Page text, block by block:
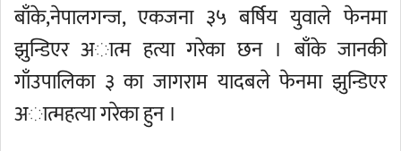
बाँके,नेपालगन्ज, एकजना ३५ बर्षिय युवाले फेनमा
झुन्डिएर अात्म हत्या गरेका छन । बाँके जानकी
गाँउपालिका ३ का जागराम यादबले फेनमा झुन्डिएर
अात्महत्या गरेका हुन ।